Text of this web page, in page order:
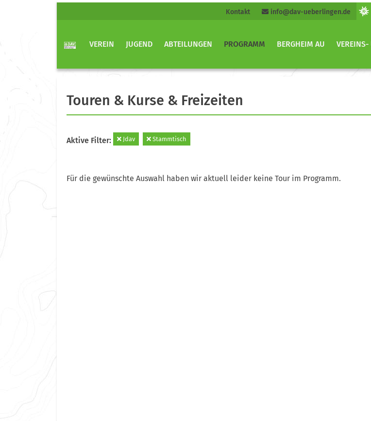
Kontakt info@dav-ueberlingen.de
VEREIN JUGEND ABTEILUNGEN PROGRAMM BERGHEIM AU VEREINS-
Touren & Kurse & Freizeiten
Aktive Filter: Jdav Stammtisch
Für die gewünschte Auswahl haben wir aktuell leider keine Tour im Programm.